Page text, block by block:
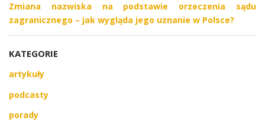
Zmiana nazwiska na podstawie orzeczenia sądu
zagranicznego – jak wygląda jego uznanie w Polsce?
KATEGORIE
artykuły
podcasty
porady